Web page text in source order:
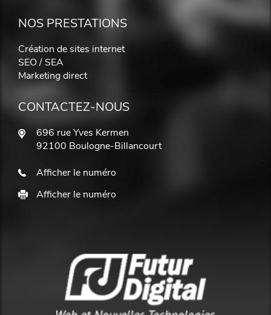
NOS PRESTATIONS
Création de sites internet
SEO / SEA
Marketing direct
CONTACTEZ-NOUS
696 rue Yves Kermen
92100 Boulogne-Billancourt
Afficher le numéro
Afficher le numéro